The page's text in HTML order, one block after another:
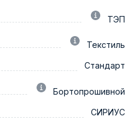
ТЭП
Текстиль
Стандарт
Бортопрошивной
СИРИУС